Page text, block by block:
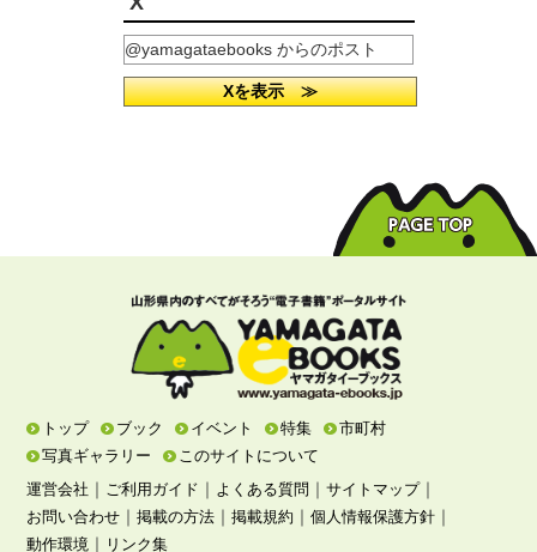
@yamagataebooks からのポスト
Xを表示 ≫
トップ ブック イベント 特集
市町村
写真ギャラリー
このサイトについて
運営会社 ｜ ご利用ガイド ｜ よくある質問 ｜サイトマップ｜
お問い合わせ ｜掲載の方法 ｜掲載規約 ｜個人情報保護方針 ｜
動作環境 ｜ リンク集